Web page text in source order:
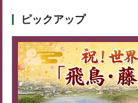
ピックアップ